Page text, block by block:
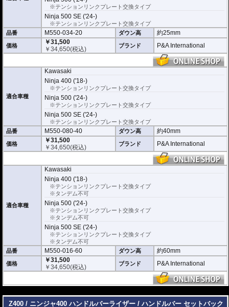
※安全に関する重要なパーツの為、プロショップによる取付を行ってくださ
い。個人でお取付の場合、弊社ではいかなる事象においてその責を負うことが
※テンションリンクプレート交換タイプ
Ninja 500 SE ('24-)
※テンションリンクプレート交換タイプ
品番
M550-034-20 ダウン高 約25mm
価格
￥31,500
￥34,650(税込) ブランド P&A International
適合車種
Kawasaki
Ninja 400 ('18-)
※テンションリンクプレート交換タイプ
Ninja 500 ('24-)
※テンションリンクプレート交換タイプ
Ninja 500 SE ('24-)
※テンションリンクプレート交換タイプ
品番
M550-080-40 ダウン高 約40mm
価格
￥31,500
￥34,650(税込) ブランド P&A International
適合車種
Kawasaki
Ninja 400 ('18-)
※テンションリンクプレート交換タイプ
※タンデム不可
Ninja 500 ('24-)
※テンションリンクプレート交換タイプ
※タンデム不可
Ninja 500 SE ('24-)
※テンションリンクプレート交換タイプ
※タンデム不可
品番
M550-016-60 ダウン高 約60mm
価格
￥31,500
￥34,650(税込) ブランド P&A International
Z400 / ニンジャ400 ハンドルバーライザー / ハンドルバー セットバック